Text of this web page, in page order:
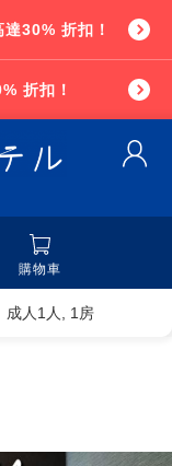
30% 折扣！
折扣！
購物車
成人1人, 1房